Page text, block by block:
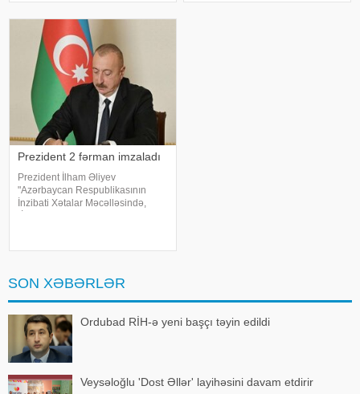
dərhal hərəkətə keçməyə çağırıb.
xəbər verir ki, Ukrayna lideri b
Prezident 2 fərman imzaladı
Prezident İlham Əliyev
"Azərbaycan Respublikasının
İnzibati Xətalar Məcəlləsində,
SON XƏBƏRLƏR
Ordubad RİH-ə yeni başçı təyin edildi
Veysəloğlu 'Dost Əllər' layihəsini davam etdirir